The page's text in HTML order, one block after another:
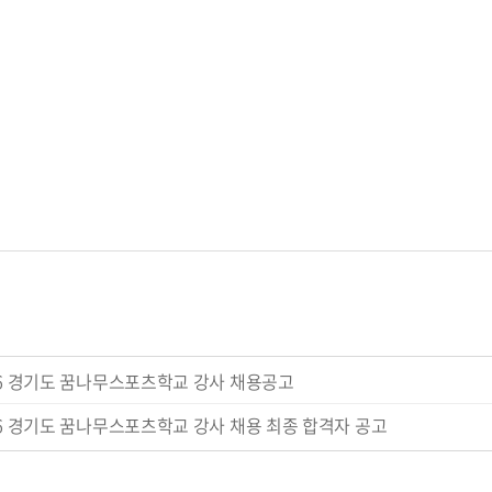
경기도 꿈나무스포츠학교 강사 채용공고
경기도 꿈나무스포츠학교 강사 채용 최종 합격자 공고